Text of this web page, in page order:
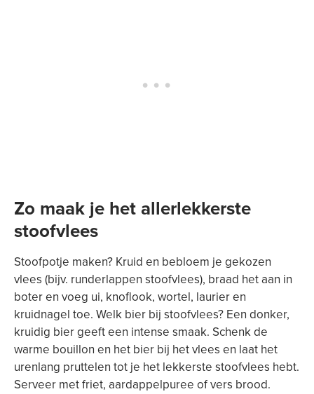
Zo maak je het allerlekkerste
stoofvlees
Stoofpotje maken? Kruid en bebloem je gekozen
vlees (bijv. runderlappen stoofvlees), braad het aan in
boter en voeg ui, knoflook, wortel, laurier en
kruidnagel toe. Welk bier bij stoofvlees? Een donker,
kruidig bier geeft een intense smaak. Schenk de
warme bouillon en het bier bij het vlees en laat het
urenlang pruttelen tot je het lekkerste stoofvlees hebt.
Serveer met friet, aardappelpuree of vers brood.